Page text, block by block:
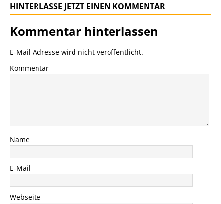
HINTERLASSE JETZT EINEN KOMMENTAR
Kommentar hinterlassen
E-Mail Adresse wird nicht veröffentlicht.
Kommentar
Name
E-Mail
Webseite